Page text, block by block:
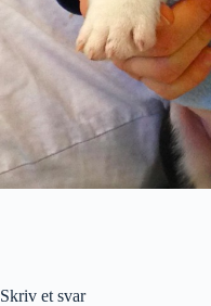
Skriv et svar